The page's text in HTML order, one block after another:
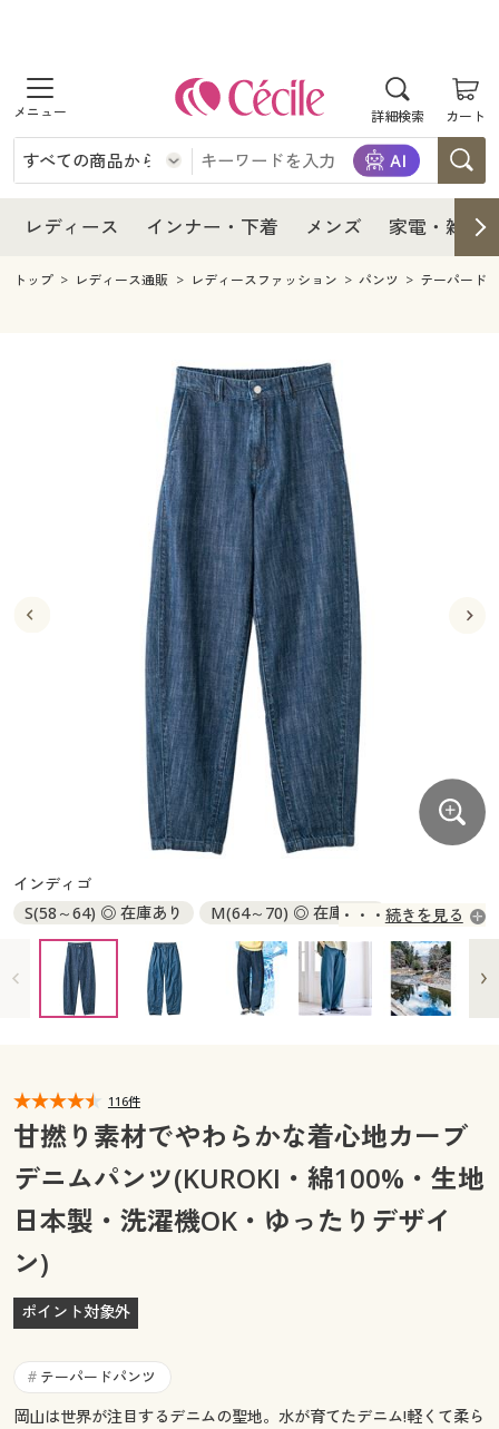
詳細検索 カート
商品を探す
レディース
レディースファッション
インナー・下着
インナー・下着通販すべて
ジュニア・ティーンズ下着
メンズ
メンズファッション
キッチン・雑貨・日用品
寝具・インテリア・家具
寝具・インテリア・家具通販すべて
カーテン・ラグ・ファブリック
美容・健康通販すべて
美容・健康・サプリメント
制服・スクールすべて
ジュニア・ティーンズ下着
大きいサイズ通販すべて
大きいサイズ レディース服
大きいサイズ レディース下着
大きいサイズ メンズ
大きいサイズ 事務・制服
シークレットセール
商品カテゴリ一覧
カタログ・チラシからのご注文
デジタルカタログ
カタログ無料プレゼント
マイページ
閲覧履歴
お気に入り
よくある質問とお問い合わせ
レディース インナー・下着 メンズ 家電・雑貨
レディース
レディース通販すべて
レディースファッション
インナー・下着
インナー・下着通販すべて
ジュニア・ティーンズ下着
メンズ
キッチン・雑貨・日用品
寝具・インテリア・家具通販すべて
カーテン・ラグ・ファブリック
美容・健康通販すべて
美容・健康・サプリメント
制服・スクールすべて
ジュニア・ティーンズ下着
大きいサイズ通販すべて
大きいサイズ レディース服
大きいサイズ レディース下着
大きいサイズ メンズ
大きいサイズ 事務・制服
シークレットセール
商品カテゴリ一覧
カタログ・チラシからのご注文
カタログ無料プレゼント
会員メニュー
閲覧履歴
お気に入り
サポート
ご利用ガイド
よくある質問とお問い合わせ
トップ レディース通販 レディースファッション パンツ テーパード
インディゴ
S(58～64) ◎ 在庫あり
M(64～70) ◎ 在庫あり
L(69～77) ◎ 在庫あり
LL(77～85) ◎ 在庫あり
3L(85～93) ◎ 在庫あり
続きを見る
116件
甘撚り素材でやわらかな着心地カーブ
デニムパンツ(KUROKI・綿100%・生地
日本製・洗濯機OK・ゆったりデザイ
ン)
ポイント対象外
# テーパードパンツ
岡山は世界が注目するデニムの聖地。水が育てたデニム!軽くて柔ら